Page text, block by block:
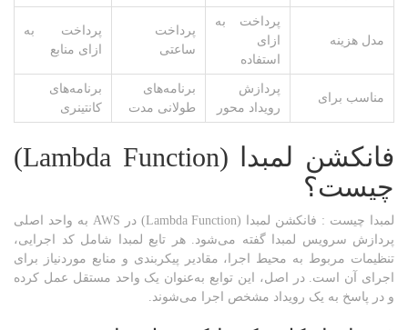
مدل هزینه
پرداخت به
ازای
استفاده
پرداخت
ساعتی
پرداخت به
ازای منابع
مناسب برای
پردازش
رویداد محور
برنامه‌های
طولانی مدت
برنامه‌های
کانتینری
فانکشن لمبدا (Lambda Function
)
چیست؟
لمبدا چیست : فانکشن لمبدا (Lambda Function) در AWS به واحد اصلی
پردازش سرویس لمبدا گفته می‌شود. هر تابع لمبدا شامل کد اجرایی،
تنظیمات مربوط به محیط اجرا، مقادیر پیکربندی و منابع موردنیاز برای
اجرای آن است. در اصل، این توابع به‌عنوان یک واحد مستقل عمل کرده
و در پاسخ به یک رویداد مشخص اجرا می‌شوند.